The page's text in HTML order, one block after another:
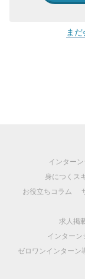
ま
インター
身につくス
お役立ちコラム
求人掲
インターン
ゼロワンインターン